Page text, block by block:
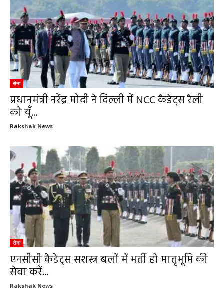
सेना
प्रधानमंत्री नरेंद्र मोदी ने दिल्ली में NCC कैडेट्स रैली
को यूँ...
Rakshak News
सेना
एनसीसी कैडेट्स सशस्त्र बलों में भर्ती हो मातृभूमि की
सेवा करें...
Rakshak News